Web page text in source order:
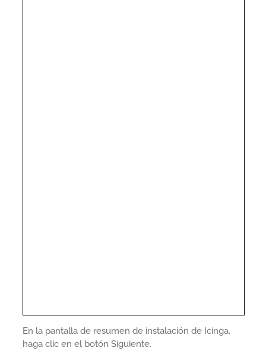
En la pantalla de resumen de instalación de Icinga,
haga clic en el botón Siguiente.